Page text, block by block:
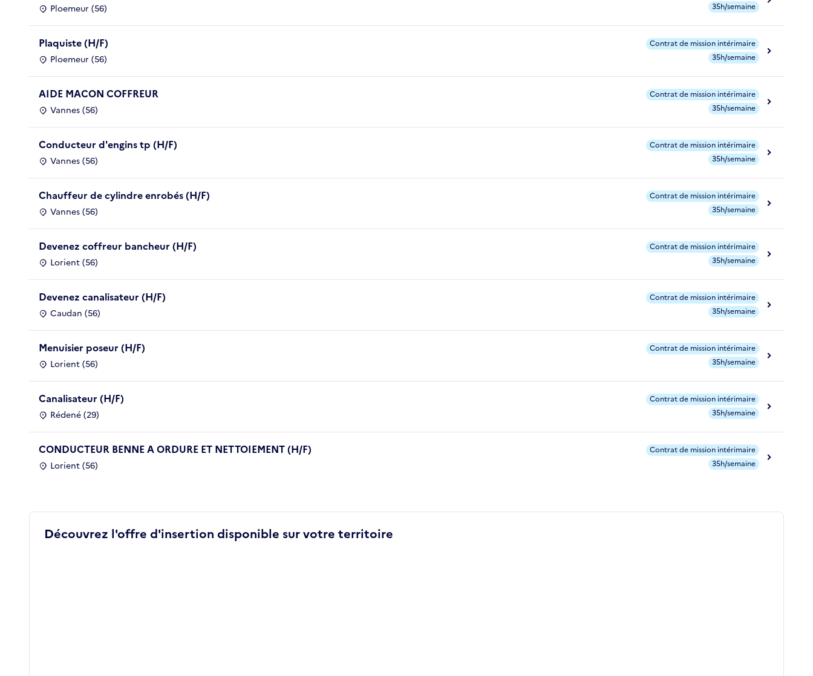
Ploemeur (56)
35h/semaine
Plaquiste (H/F)
Ploemeur (56)
Contrat de mission intérimaire
35h/semaine
AIDE MACON COFFREUR
Vannes (56)
Contrat de mission intérimaire
35h/semaine
Conducteur d'engins tp (H/F)
Vannes (56)
Contrat de mission intérimaire
35h/semaine
Chauffeur de cylindre enrobés (H/F)
Vannes (56)
Contrat de mission intérimaire
35h/semaine
Devenez coffreur bancheur (H/F)
Lorient (56)
Contrat de mission intérimaire
35h/semaine
Devenez canalisateur (H/F)
Caudan (56)
Contrat de mission intérimaire
35h/semaine
Menuisier poseur (H/F)
Lorient (56)
Contrat de mission intérimaire
35h/semaine
Canalisateur (H/F)
Rédené (29)
Contrat de mission intérimaire
35h/semaine
CONDUCTEUR BENNE A ORDURE ET NETTOIEMENT (H/F)
Lorient (56)
Contrat de mission intérimaire
35h/semaine
Découvrez l'offre d'insertion disponible sur votre territoire